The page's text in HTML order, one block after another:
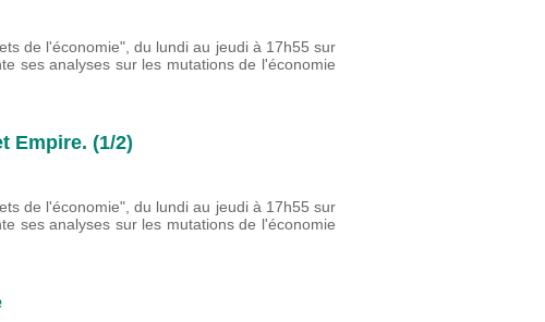
de l'économie", du lundi au jeudi à 17h55 sur
ses analyses sur les mutations de l'économie
Empire. (1/2)
de l'économie", du lundi au jeudi à 17h55 sur
ses analyses sur les mutations de l'économie